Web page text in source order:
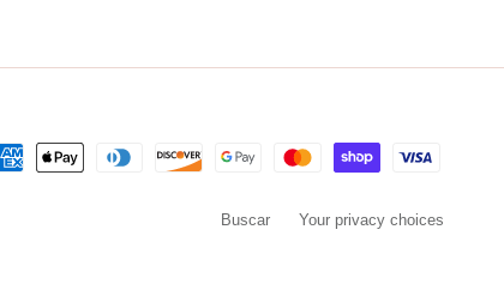
Buscar Your privacy choices